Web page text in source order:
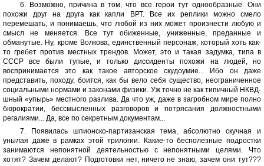
6. Возможно, причина в том, что все герои тут однообразные. Они
похожи друг на друга как капли ВРТ. Все их реплики можно смело
перемешать, и понимаешь, что любой из них может произнести любую и
смысл не меняется. Все тут обиженные, униженные, преданные и
обманутые. Ну, кроме Волкова, единственный персонаж, который хоть как-
то гребет против местных трендов. Может, это и такая задумка, типа в
СССР все были тупые, и только диссиденты похожи на людей, но
воспринимается это как такое авторское скудоумие... Ибо он даже
представить, походу, боится, как бы вело себя существо, неограниченное
социальными нормами и законами физики. Уж точно не как типичный НКВД-
шный «упырь» местного разлива. Да что уж, даже в загробном мире полно
бюрократии, бессмысленных разговоров и потрясания должностными
регалиями... Да, все по секретным документам...
7. Появилась шпионско-партизанская тема, абсолютно скучная и
унылая даже в рамках этой трилогии. Какие-то бесполезные подростки
занимаются непонятной деятельностью с непонятными целями. Что
хотят? Зачем делают? Подготовки нет, ничего не знаю, зачем они тут???